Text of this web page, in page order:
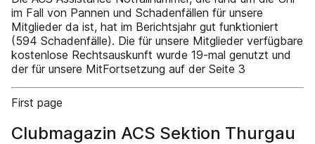
im Fall von Pannen und Schadenfällen für unsere
Mitglieder da ist, hat im Berichtsjahr gut funktioniert
(594 Schadenfälle). Die für unsere Mitglieder verfügbare
kostenlose Rechtsauskunft wurde 19-mal genutzt und
der für unsere MitFortsetzung auf der Seite 3
First page
Clubmagazin ACS Sektion Thurgau